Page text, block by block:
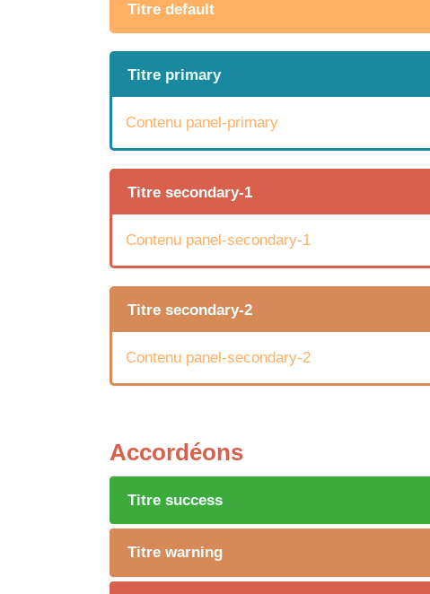
Titre default
Titre primary
Contenu panel-primary
Titre secondary-1
Contenu panel-secondary-1
Titre secondary-2
Contenu panel-secondary-2
Accordéons
Titre success
Titre warning